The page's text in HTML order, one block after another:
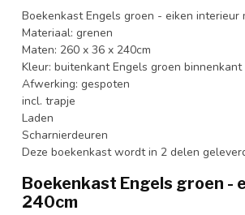
Boekenkast Engels groen - eiken interieur
Materiaal: grenen
Maten: 260 x 36 x 240cm
Kleur: buitenkant Engels groen
Afwerking: gespoten
incl. trapje
Laden
Scharnierdeuren
Deze boekenkast wordt in 2 delen
Boekenkast Engels groen -
240cm